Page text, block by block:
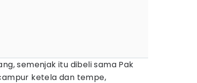
semenjak itu dibeli sama Pak
ketela dan tempe,